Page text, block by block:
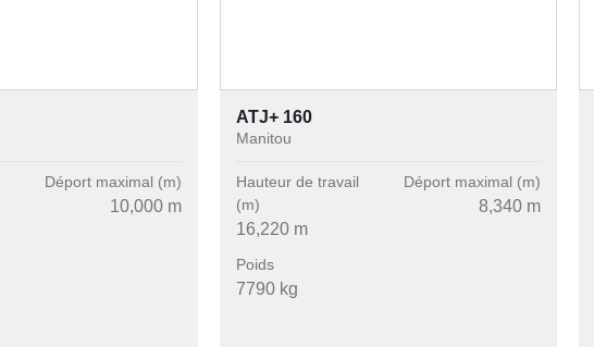
Déport maximal (m)
10,000 m
ATJ+ 160
Manitou
Hauteur de travail
(m)
16,220 m
Déport maximal (m)
8,340 m
Poids
7790 kg